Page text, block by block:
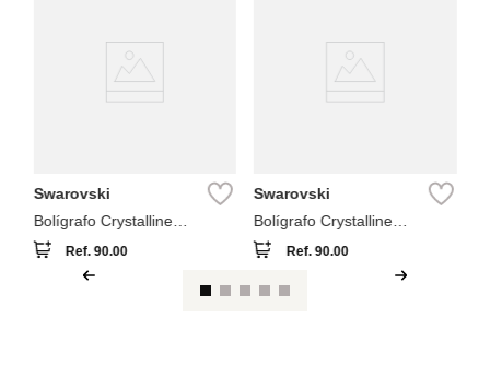
Swarovski
Bolígrafo Crystalline
Swarovski Azul
Ref.90.00
Swarovski
Bolígrafo Crystalline
Swarovski Blanco
Ref. 90.00